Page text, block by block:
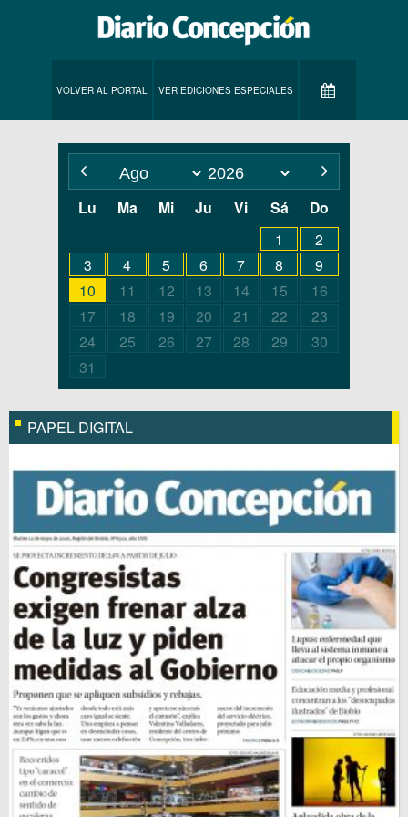
VOLVER AL PORTAL VER EDICIONES ESPECIALES
Lu Ma Mi Ju Vi Sá Do
1
2
3
4 5 6 7 8
9
10
11 12 13 14 15
16
17
18 19 20 21 22
23
24
25 26 27 28 29
30
31
PAPEL DIGITAL